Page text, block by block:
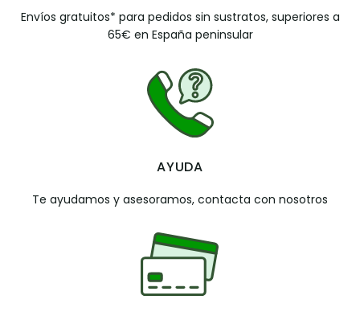
Envíos gratuitos* para pedidos sin sustratos, superiores a
65€ en España peninsular
AYUDA
Te ayudamos y asesoramos, contacta con nosotros